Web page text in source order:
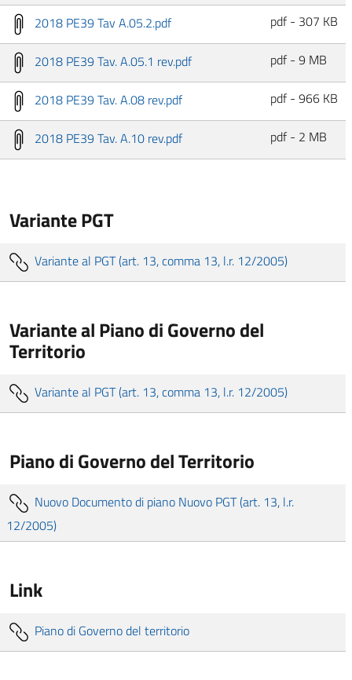
2018 PE39 Tav A.05.2.pdf pdf - 307 KB
2018 PE39 Tav. A.05.1 rev.pdf pdf - 9 MB
2018 PE39 Tav. A.08 rev.pdf pdf - 966 KB
2018 PE39 Tav. A.10 rev.pdf pdf - 2 MB
Variante PGT
Variante al PGT (art. 13, comma 13, l.r. 12/2005)
Variante al Piano di Governo del
Territorio
Variante al PGT (art. 13, comma 13, l.r. 12/2005)
Piano di Governo del Territorio
Nuovo Documento di piano Nuovo PGT (art. 13, l.r.
12/2005)
Link
Piano di Governo del territorio